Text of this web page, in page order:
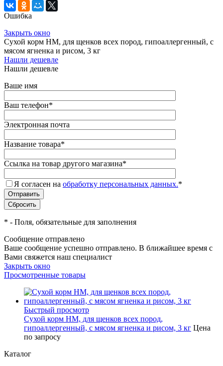
Ошибка
Закрыть окно
Сухой корм НМ, для щенков всех пород, гипоаллергенный, с
мясом ягненка и рисом, 3 кг
Нашли дешевле
Нашли дешевле
Ваше имя
Ваш телефон*
Электронная почта
Название товара*
Ссылка на товар другого магазина*
Я согласен на обработку персональных данных.*
* - Поля, обязательные для заполнения
Сообщение отправлено
Ваше сообщение успешно отправлено. В ближайшее время с
Вами свяжется наш специалист
Закрыть окно
Просмотренные товары
Быстрый просмотр
Сухой корм НМ, для щенков всех пород,
гипоаллергенный, с мясом ягненка и рисом, 3 кг Цена
по запросу
Каталог